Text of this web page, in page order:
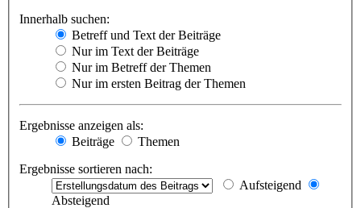
Innerhalb suchen:
Betreff und Text der Beiträge
Nur im Text der Beiträge
Nur im Betreff der Themen
Nur im ersten Beitrag der Themen
Ergebnisse anzeigen als:
Beiträge
Themen
Ergebnisse sortieren nach:
Aufsteigend
Absteigend